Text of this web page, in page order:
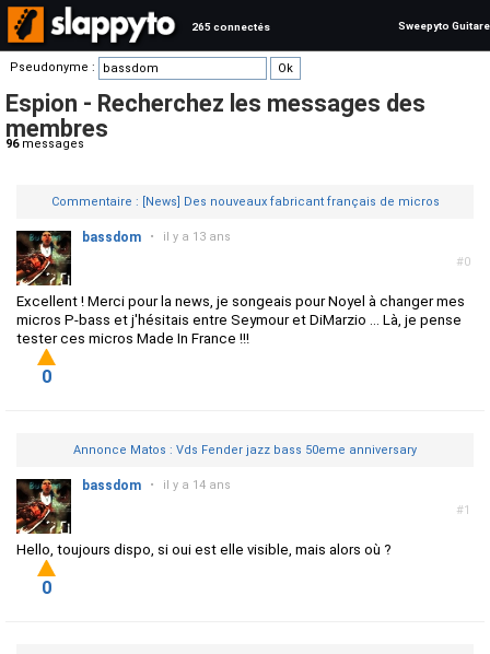
265 connectés Sweepyto Guitare
Pseudonyme :
Espion - Recherchez les messages des
membres
96messages
Commentaire : [News] Des nouveaux fabricant français de micros
#0
bassdom • il y a 13 ans
Excellent ! Merci pour la news, je songeais pour Noyel à changer mes
micros P-bass et j'hésitais entre Seymour et DiMarzio ... Là, je pense
tester ces micros Made In France !!!
0
Annonce Matos : Vds Fender jazz bass 50eme anniversary
#1
bassdom • il y a 14 ans
Hello, toujours dispo, si oui est elle visible, mais alors où ?
0